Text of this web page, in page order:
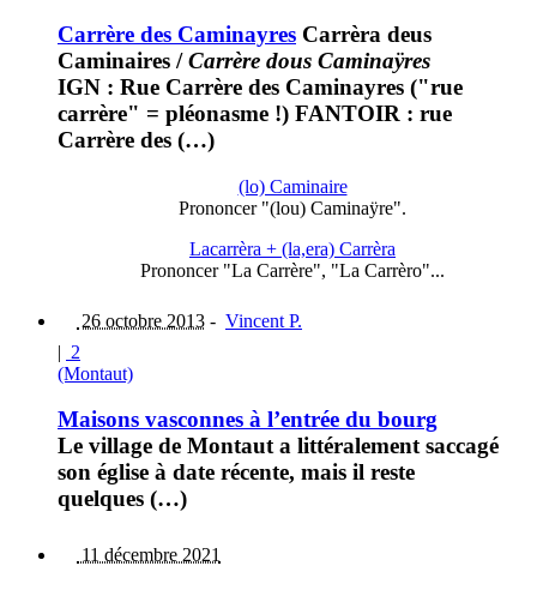
Carrère des Caminayres Carrèra deus
Caminaires /Carrère dous Caminaÿres
IGN : Rue Carrère des Caminayres ("rue
carrère" = pléonasme !) FANTOIR : rue
Carrère des (…)
(lo) Caminaire
Prononcer "(lou) Caminaÿre".
Lacarrèra + (la,era) Carrèra
Prononcer "La Carrère", "La Carrèro"...
26 octobre 2013 - Vincent P.
| 2
(Montaut)
Maisons vasconnes à l’entrée du bourg
Le village de Montaut a littéralement saccagé
son église à date récente, mais il reste
quelques (…)
11 décembre 2021